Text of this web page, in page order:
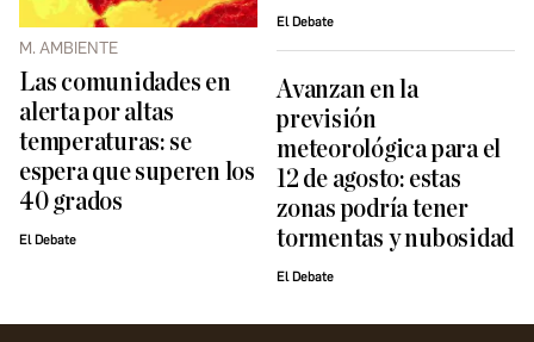
M. AMBIENTE
Las comunidades en
alerta por altas
temperaturas: se
espera que superen los
40 grados
El Debate
El Debate
Avanzan en la
previsión
meteorológica para el
12 de agosto: estas
zonas podría tener
tormentas y nubosidad
El Debate